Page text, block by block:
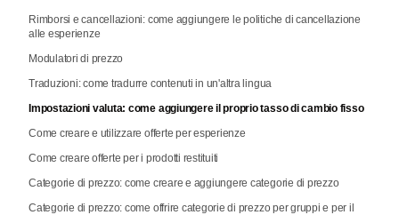
Rimborsi e cancellazioni: come aggiungere le politiche di cancellazione
alle esperienze
Modulatori di prezzo
Traduzioni: come tradurre contenuti in un'altra lingua
Impostazioni valuta: come aggiungere il proprio tasso di cambio fisso
Come creare e utilizzare offerte per esperienze
Come creare offerte per i prodotti restituiti
Categorie di prezzo: come creare e aggiungere categorie di prezzo
Categorie di prezzo: come offrire categorie di prezzo per gruppi e per il